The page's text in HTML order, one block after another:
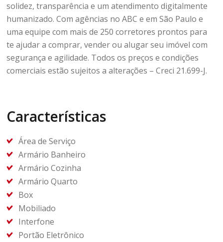
solidez, transparência e um atendimento digitalmente
humanizado. Com agências no ABC e em São Paulo e
uma equipe com mais de 250 corretores prontos para
te ajudar a comprar, vender ou alugar seu imóvel com
segurança e agilidade. Todos os preços e condições
comerciais estão sujeitos a alterações – Creci 21.699-J.
Características
Área de Serviço
Armário Banheiro
Armário Cozinha
Armário Quarto
Box
Mobiliado
Interfone
Portão Eletrônico